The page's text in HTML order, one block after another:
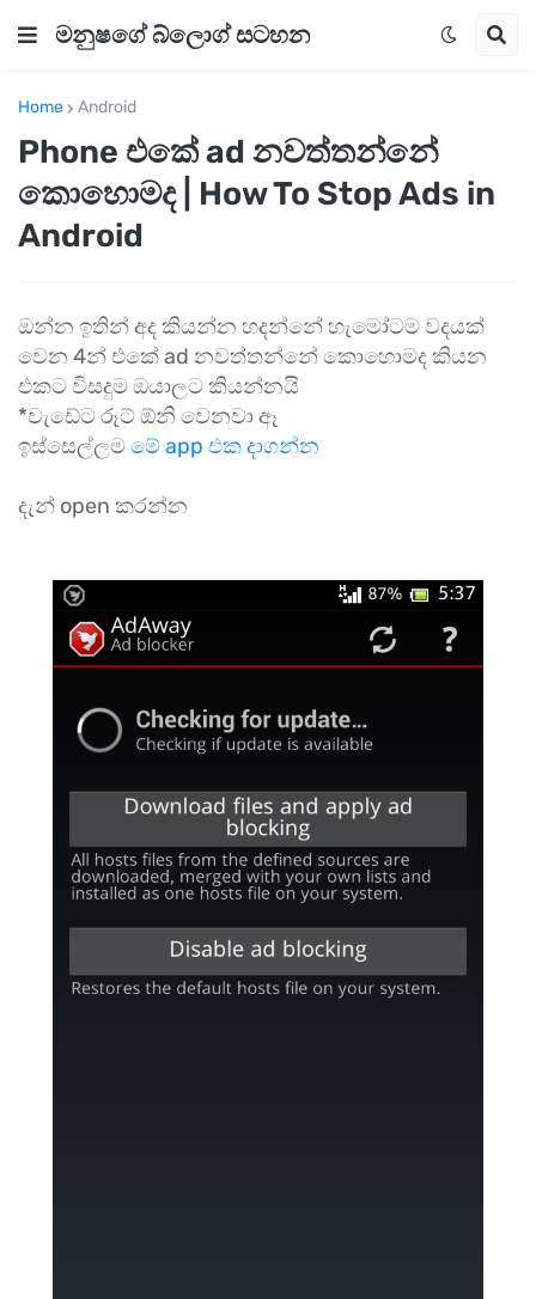
මනුෂගේ බ්ලොග් සටහන
Home Android
Phone එකේ ad නවත්තන්නේ
කොහොමද | How To Stop Ads in
Android
ඔන්න ඉතින් අද කියන්න හදන්නේ හැමෝටම වදයක්
වෙන 4න් එකේ ad නවත්තන්නේ කොහොමද කියන
එකට විසදුම ඔයාලට කියන්නයි
*වැඩේට රූට් ඕනි වෙනවා ඈ
ඉස්සෙල්ලමමේ app එක දාගන්න
දැන් open කරන්න